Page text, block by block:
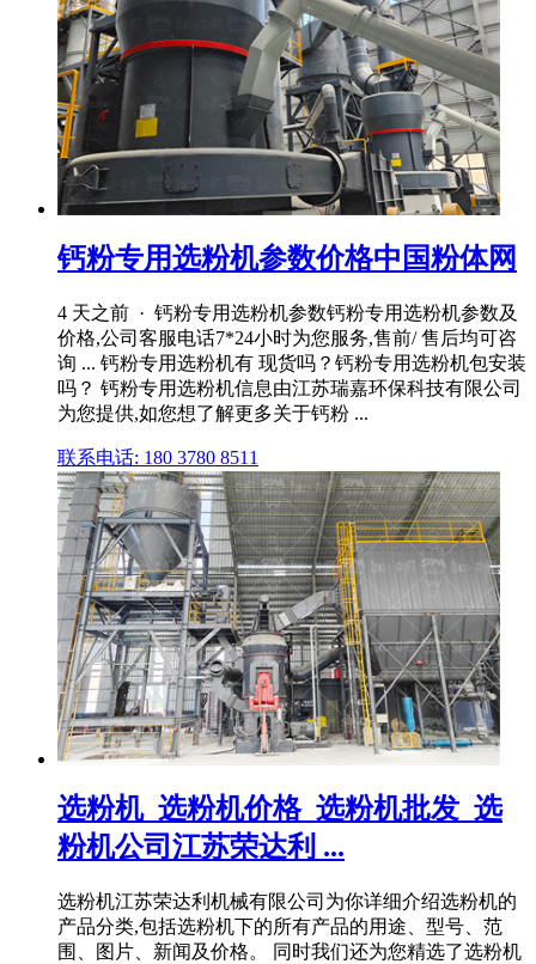
钙粉专用选粉机参数价格中国粉体网
4 天之前 · 钙粉专用选粉机参数钙粉专用选粉机参数及
价格,公司客服电话7*24小时为您服务,售前/ 售后均可咨
询 ... 钙粉专用选粉机有 现货吗？钙粉专用选粉机包安装
吗？ 钙粉专用选粉机信息由江苏瑞嘉环保科技有限公司
为您提供,如您想了解更多关于钙粉 ...
联系电话: 180 3780 8511
选粉机_选粉机价格_选粉机批发_选
粉机公司江苏荣达利 ...
选粉机江苏荣达利机械有限公司为你详细介绍选粉机的
产品分类,包括选粉机下的所有产品的用途、型号、范
围、图片、新闻及价格。 同时我们还为您精选了选粉机